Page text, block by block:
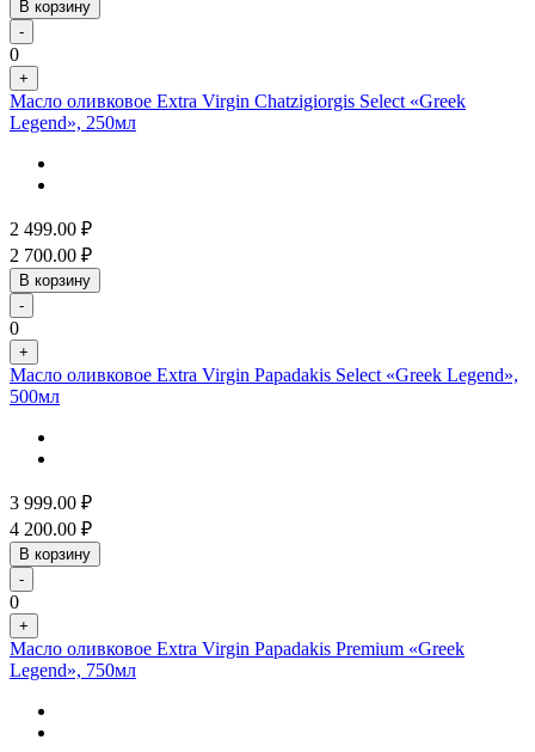
В корзину
-
0
+
Масло оливковое Extra Virgin Chatzigiorgis Select «Greek
Legend», 250мл
2 499.00 ₽
2 700.00 ₽
В корзину
-
0
+
Масло оливковое Extra Virgin Papadakis Select «Greek Legend»,
500мл
3 999.00 ₽
4 200.00 ₽
В корзину
-
0
+
Масло оливковое Extra Virgin Papadakis Premium «Greek
Legend», 750мл